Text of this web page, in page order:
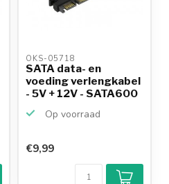
OKS-05718
SATA data- en
voeding verlengkabel
- 5V + 12V - SATA600
Op voorraad
€9,99